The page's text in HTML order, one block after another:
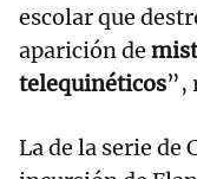
escolar que
aparición de
telequinéticos”,
La de la serie de